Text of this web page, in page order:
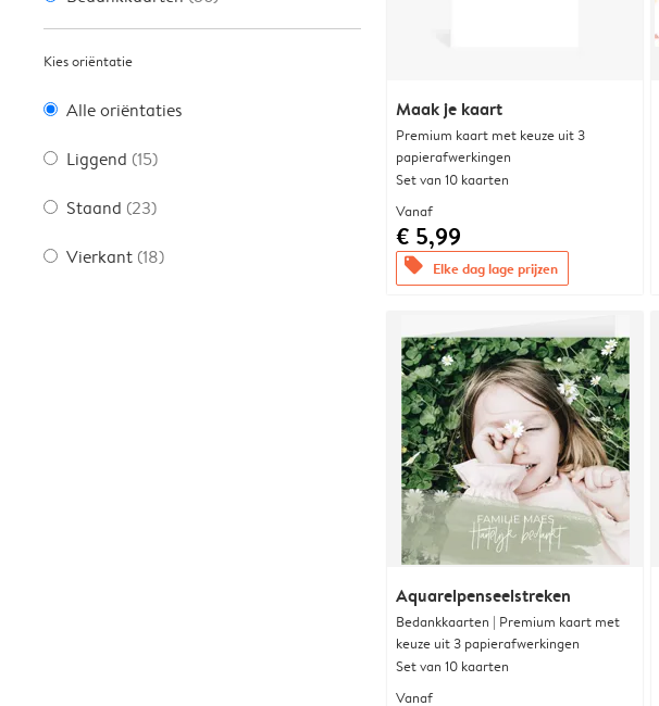
Kies oriëntatie
Alle oriëntaties
Liggend (15)
Staand (23)
Vierkant (18)
Maak je kaart
Premium kaart met keuze uit 3
papierafwerkingen
Set van 10 kaarten
Vanaf
€ 5,99
offers Elke dag lage prijzen
Aquarelpenseelstreken
Bedankkaarten | Premium kaart met
keuze uit 3 papierafwerkingen
Set van 10 kaarten
Vanaf